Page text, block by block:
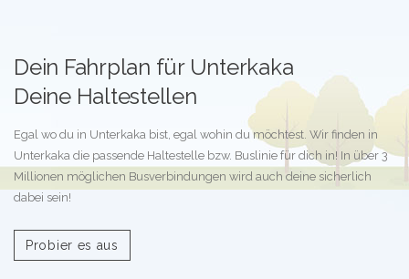
Dein Fahrplan für Unterkaka
Deine Haltestellen
Egal wo du in Unterkaka bist, egal wohin du möchtest. Wir finden in
Unterkaka die passende Haltestelle bzw. Buslinie für dich in! In über 3
Millionen möglichen Busverbindungen wird auch deine sicherlich
dabei sein!
Probier es aus